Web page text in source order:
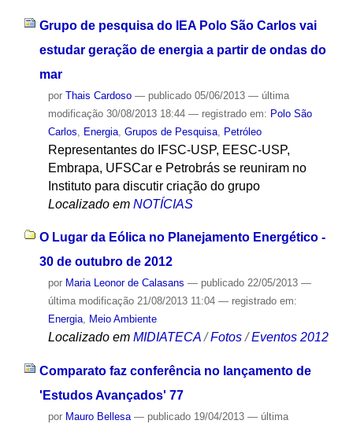
Grupo de pesquisa do IEA Polo São Carlos vai
estudar geração de energia a partir de ondas do
mar
por Thais Cardoso — publicado05/06/2013 — última
modificação30/08/2013 18:44 — registrado em: Polo São
Carlos
Energia, Grupos de Pesquisa, Petróleo
Representantes do IFSC-USP, EESC-USP,
Embrapa, UFSCar e Petrobrás se reuniram no
Instituto para discutir criação do grupo
Localizado em NOTÍCIAS
O Lugar da Eólica no Planejamento Energético -
30 de outubro de 2012
por Maria Leonor de Calasans — publicado22/05/2013 —
última modificação21/08/2013 11:04 — registrado em:
Energia, Meio Ambiente
Localizado em MIDIATECA /Fotos /Eventos 2012
Comparato faz conferência no lançamento de
'Estudos Avançados' 77
por Mauro Bellesa — publicado19/04/2013 — última